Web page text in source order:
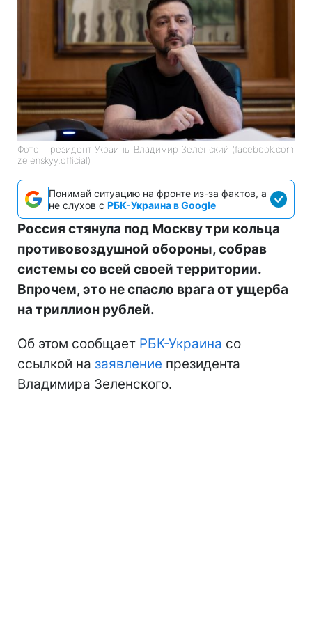
Фото: Президент Украины Владимир Зеленский (facebook.com
zelenskyy.official)
Понимай ситуацию на фронте из-за фактов, а
не слухов с РБК-Украина в Google
Россия стянула под Москву три кольца
противовоздушной обороны, собрав
системы со всей своей территории.
Впрочем, это не спасло врага от ущерба
на триллион рублей.
Об этом сообщает РБК-Украина со
ссылкой на заявление президента
Владимира Зеленского.